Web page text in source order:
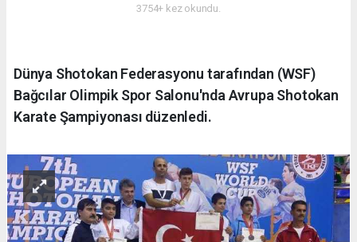
3754+ kez okundu.
Dünya Shotokan Federasyonu tarafından (WSF)
Bağcılar Olimpik Spor Salonu'nda Avrupa Shotokan
Karate Şampiyonası düzenledi.